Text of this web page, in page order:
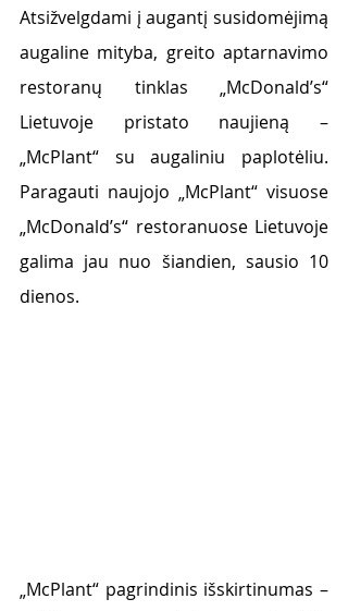
Atsižvelgdami į augantį susidomėjimą
augaline mityba, greito aptarnavimo
restoranų tinklas „McDonald’s“
Lietuvoje pristato naujieną –
„McPlant“ su augaliniu paplotėliu.
Paragauti naujojo „McPlant“ visuose
„McDonald’s“ restoranuose Lietuvoje
galima jau nuo šiandien, sausio 10
dienos.
„McPlant“ pagrindinis išskirtinumas –